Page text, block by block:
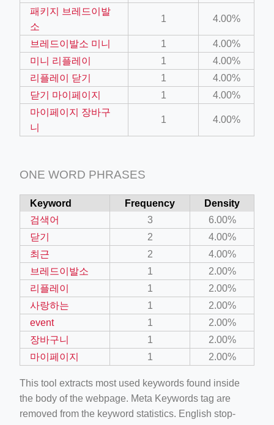
패키지 브레드이발
소
1 4.00%
브레드이발소 미니 1
4.00%
미니 리플레이
1
4.00%
리플레이 닫기
1
4.00%
닫기 마이페이지
1
4.00%
마이페이지 장바구
니
1 4.00%
ONE WORD PHRASES
Keyword Frequency
Density
검색어
3
6.00%
닫기
2
4.00%
최근
2
4.00%
브레드이발소
1
2.00%
리플레이
1
2.00%
사랑하는
1
2.00%
event
1
2.00%
장바구니
1
2.00%
마이페이지
1 2.00%
This tool extracts most used keywords found inside
the body of the webpage. Meta Keywords tag are
removed from the keyword statistics. English stop-